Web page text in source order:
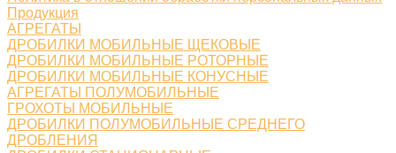
Продукция
АГРЕГАТЫ
ДРОБИЛКИ МОБИЛЬНЫЕ ЩЕКОВЫЕ
ДРОБИЛКИ МОБИЛЬНЫЕ РОТОРНЫЕ
ДРОБИЛКИ МОБИЛЬНЫЕ КОНУСНЫЕ
АГРЕГАТЫ ПОЛУМОБИЛЬНЫЕ
ГРОХОТЫ МОБИЛЬНЫЕ
ДРОБИЛКИ ПОЛУМОБИЛЬНЫЕ СРЕДНЕГО
ДРОБЛЕНИЯ